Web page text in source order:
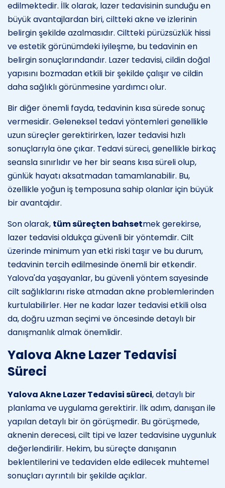
edilmektedir. İlk olarak, lazer tedavisinin sunduğu en
büyük avantajlardan biri, ciltteki akne ve izlerinin
belirgin şekilde azalmasıdır. Ciltteki pürüzsüzlük hissi
ve estetik görünümdeki iyileşme, bu tedavinin en
belirgin sonuçlarındandır. Lazer tedavisi, cildin doğal
yapısını bozmadan etkili bir şekilde çalışır ve cildin
daha sağlıklı görünmesine yardımcı olur.
Bir diğer önemli fayda, tedavinin kısa sürede sonuç
vermesidir. Geleneksel tedavi yöntemleri genellikle
uzun süreçler gerektirirken, lazer tedavisi hızlı
sonuçlarıyla öne çıkar. Tedavi süreci, genellikle birkaç
seansla sınırlıdır ve her bir seans kısa süreli olup,
günlük hayatı aksatmadan tamamlanabilir. Bu,
özellikle yoğun iş temposuna sahip olanlar için büyük
bir avantajdır.
Son olarak, tüm süreçten bahsetmek gerekirse,
lazer tedavisi oldukça güvenli bir yöntemdir. Cilt
üzerinde minimum yan etki riski taşır ve bu durum,
tedavinin tercih edilmesinde önemli bir etkendir.
Yalova'da yaşayanlar, bu güvenli yöntem sayesinde
cilt sağlıklarını riske atmadan akne problemlerinden
kurtulabilirler. Her ne kadar lazer tedavisi etkili olsa
da, doğru uzman seçimi ve öncesinde detaylı bir
danışmanlık almak önemlidir.
Yalova Akne Lazer Tedavisi
Süreci
Yalova Akne Lazer Tedavisi süreci, detaylı bir
planlama ve uygulama gerektirir. İlk adım, danışan ile
yapılan detaylı bir ön görüşmedir. Bu görüşmede,
aknenin derecesi, cilt tipi ve lazer tedavisine uygunluk
değerlendirilir. Hekim, bu süreçte danışanın
beklentilerini ve tedaviden elde edilecek muhtemel
sonuçları ayrıntılı bir şekilde açıklar.